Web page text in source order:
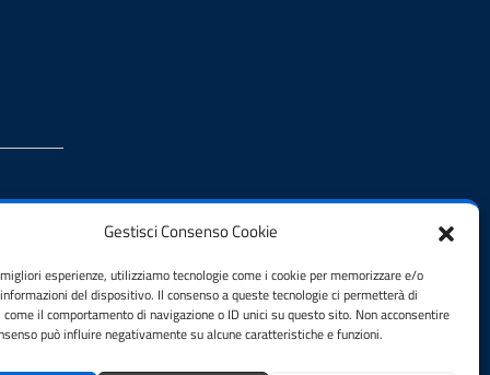
Gestisci Consenso Cookie
esperienze, utilizziamo tecnologie come i cookie per memorizzare e/o
del dispositivo. Il consenso a queste tecnologie ci permetterà di
il comportamento di navigazione o ID unici su questo sito. Non acconsentire
può influire negativamente su alcune caratteristiche e funzioni.